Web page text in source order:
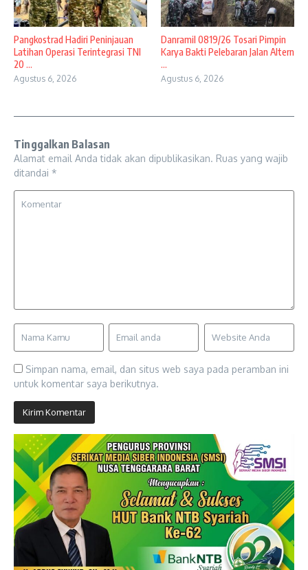
Pangkostrad Hadiri Peninjauan
Latihan Operasi Terintegrasi TNI
20 ...
Agustus 6, 2026
Danramil 0819/26 Tosari Pimpin
Karya Bakti Pelebaran Jalan Altern
...
Agustus 6, 2026
Tinggalkan Balasan
Alamat email Anda tidak akan dipublikasikan. Ruas yang wajib
ditandai *
Simpan nama, email, dan situs web saya pada peramban ini
untuk komentar saya berikutnya.